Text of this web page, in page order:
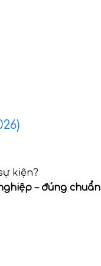
kiện?
– đúng chuẩn